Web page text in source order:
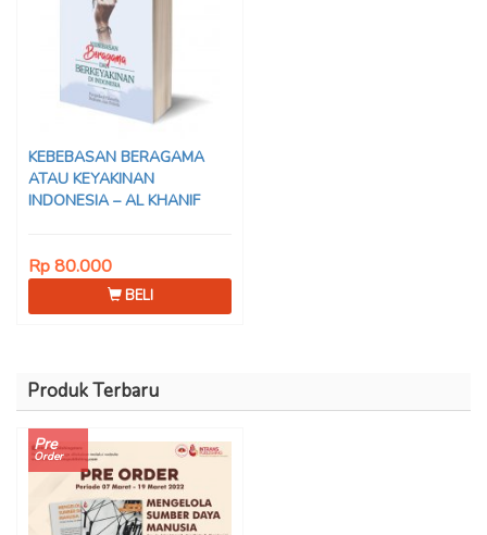
KEBEBASAN BERAGAMA
ATAU KEYAKINAN
INDONESIA – AL KHANIF
Rp 80.000
BELI
Produk Terbaru
Pre
Order